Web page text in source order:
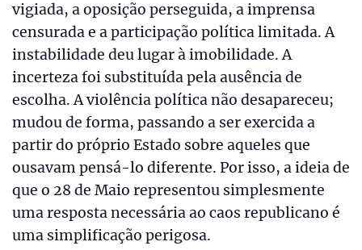
vigiada, a oposição perseguida, a imprensa
censurada e a participação política limitada. A
instabilidade deu lugar à imobilidade. A
incerteza foi substituída pela ausência de
escolha. A violência política não desapareceu;
mudou de forma, passando a ser exercida a
partir do próprio Estado sobre aqueles que
ousavam pensá-lo diferente. Por isso, a ideia de
que o 28 de Maio representou simplesmente
uma resposta necessária ao caos republicano é
uma simplificação perigosa.